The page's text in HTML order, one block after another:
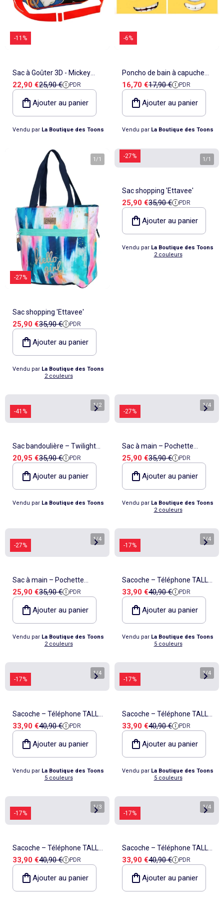
-11%
Sac à Goûter 3D - Mickey
Mouse Happy Friends
Prix de vente
22,90 €Prix de référence
25,90 € PDR
Ajouter au panier
Vendu par La Boutique des Toons
-6%
Poncho de bain à capuche
Minions en coton 110 x 55
Prix de vente
16,70 €Prix de référence
17,90 € PDR
Ajouter au panier
Vendu par La Boutique des Toons
-27%
1/1
Sac shopping 'Ettavee'
Prix de vente
25,90 €Prix de référence
35,90 € PDR
Ajouter au panier
Vendu par La Boutique des Toons
2 couleurs
-27% 1/1
Sac shopping 'Ettavee'
Prix de vente
25,90 €Prix de référence
35,90 € PDR
Ajouter au panier
Vendu par La Boutique des Toons
2 couleurs
-41%
1/2
Sac bandoulière – Twilight
Edition Ultime Limitée – CMP
Prix de vente
20,95 €Prix de référence
35,90 € PDR
Ajouter au panier
Vendu par La Boutique des Toons
-27%
1/4
Sac à main – Pochette
Creativity L Multi Usage
Grand Format – Kipling
Prix de vente
25,90 €Prix de référence
35,90 € PDR
Ajouter au panier
Vendu par La Boutique des Toons
2 couleurs
-27%
1/4
Sac à main – Pochette
Creativity L Multi Usage
Grand Format – Kipling
Prix de vente
25,90 €Prix de référence
35,90 € PDR
Ajouter au panier
Vendu par La Boutique des Toons
2 couleurs
-17%
1/4
Sacoche – Téléphone TALLY
Bandoulière ajustable –
Kipling
Prix de vente
33,90 €Prix de référence
40,90 € PDR
Ajouter au panier
Vendu par La Boutique des Toons
5 couleurs
-17%
1/4
Sacoche – Téléphone TALLY
Bandoulière ajustable –
Kipling
Prix de vente
33,90 €Prix de référence
40,90 € PDR
Ajouter au panier
Vendu par La Boutique des Toons
5 couleurs
-17%
1/4
Sacoche – Téléphone TALLY
Bandoulière ajustable –
Kipling
Prix de vente
33,90 €Prix de référence
40,90 € PDR
Ajouter au panier
Vendu par La Boutique des Toons
5 couleurs
-17%
1/3
Sacoche – Téléphone TALLY
Bandoulière ajustable –
Kipling
Prix de vente
33,90 €Prix de référence
40,90 € PDR
Ajouter au panier
-17%
1/4
Sacoche – Téléphone TALLY
Bandoulière ajustable –
Kipling
Prix de vente
33,90 €Prix de référence
40,90 € PDR
Ajouter au panier